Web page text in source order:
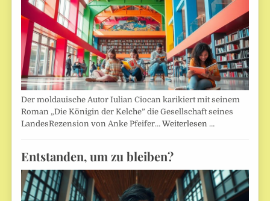
Der moldauische Autor Iulian Ciocan karikiert mit seinem
Roman „Die Königin der Kelche” die Gesellschaft seines
LandesRezension von Anke Pfeifer…Weiterlesen …
Entstanden, um zu bleiben?